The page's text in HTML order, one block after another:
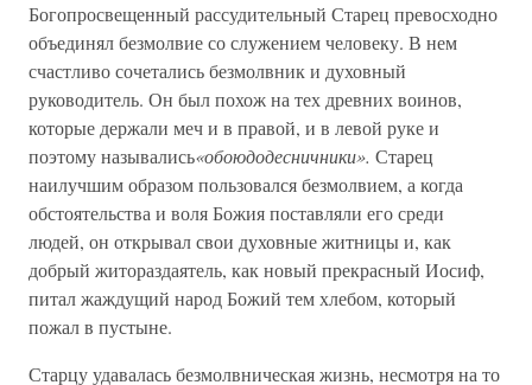
Богопросвещенный рассудительный Старец превосходно
объединял безмолвие со служением человеку. В нем
счастливо сочетались безмолвник и духовный
руководитель. Он был похож на тех древних воинов,
которые держали меч и в правой, и в левой руке и
поэтому назывались«обоюдодесничники». Старец
наилучшим образом пользовался безмолвием, а когда
обстоятельства и воля Божия поставляли его среди
людей, он открывал свои духовные житницы и, как
добрый житораздаятель, как новый прекрасный Иосиф,
питал жаждущий народ Божий тем хлебом, который
пожал в пустыне.
Старцу удавалась безмолвническая жизнь, несмотря на то